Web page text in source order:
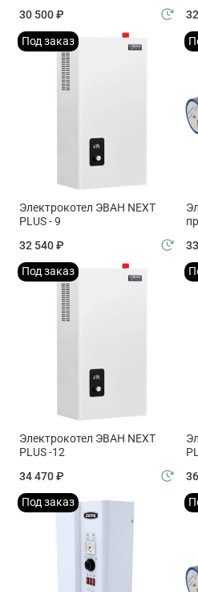
30 500 ₽
Под заказ
Электрокотел ЭВАН NEXT
PLUS - 9
32 540 ₽
Под заказ
Электрокотел ЭВАН NEXT
PLUS -12
34 470 ₽
Под заказ